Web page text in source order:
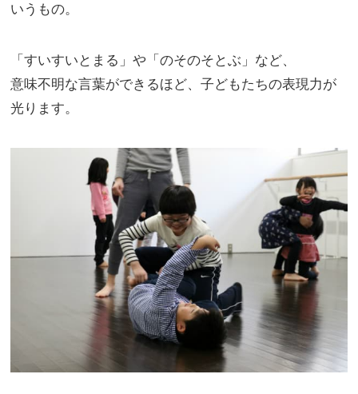
いうもの。
「すいすいとまる」や「のそのそとぶ」など、
意味不明な言葉ができるほど、子どもたちの表現力が
光ります。